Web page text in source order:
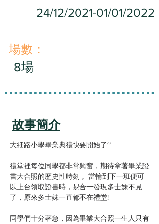
24/12/2021-01/01/2022
​場數：
8場
大細路小學畢業典禮快要開始了~
禮堂裡每位同學都非常興奮，期待拿著畢業證
書大合照的歷史性時刻 。當輪到下一班便可
以上台領取證書時，易合一發現多士妹不見
了，原來多士妹一直都不在禮堂!
同學們十分著急，因為畢業大合照一生人只有
故事簡介